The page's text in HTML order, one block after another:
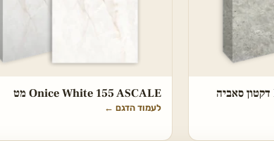
DEKTON Tk05 Sabbia דקטון סאביה
Onice White 155 ASCALE מט
לעמוד הדגם ←